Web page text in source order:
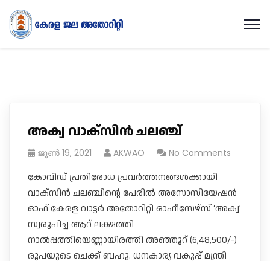
അക്വ വാക്സിൻ ചലഞ്ച്
ജൂൺ 19, 2021 AKWAO No Comments
കോവിഡ് പ്രതിരോധ പ്രവർത്തനങ്ങൾക്കായി
വാക്സിൻ ചലഞ്ചിന്റെ പേരിൽ അസോസിയേഷൻ
ഓഫ് കേരള വാട്ടർ അതോറിറ്റി ഓഫീസേഴ്സ് ‘അക്വ’
സ്വരൂപിച്ച ആറ് ലക്ഷത്തി
നാൽപ്പത്തിയെണ്ണായിരത്തി അഞ്ഞൂറ് (6,48,500/-)
രൂപയുടെ ചെക്ക് ബഹു. ധനകാര്യ വകുപ്പ് മന്ത്രി